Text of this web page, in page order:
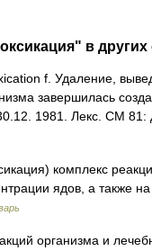
в других
f. Удаление,
завершилась
1981. Лекс. СМ
комплекс
ядов, а также
организма и